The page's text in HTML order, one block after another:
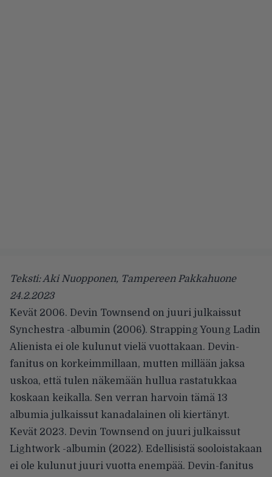
Teksti: Aki Nuopponen, Tampereen Pakkahuone
24.2.2023
Kevät 2006. Devin Townsend on juuri julkaissut
Synchestra -albumin (2006). Strapping Young Ladin
Alienista ei ole kulunut vielä vuottakaan. Devin-
fanitus on korkeimmillaan, mutten millään jaksa
uskoa, että tulen näkemään hullua rastatukkaa
koskaan keikalla. Sen verran harvoin tämä 13
albumia julkaissut kanadalainen oli kiertänyt.
Kevät 2023. Devin Townsend on juuri julkaissut
Lightwork -albumin (2022). Edellisistä sooloistakaan
ei ole kulunut juuri vuotta enempää. Devin-fanitus